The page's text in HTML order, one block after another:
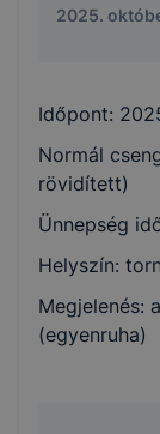
2025.
Időpont:
Normál
rövidített)
Ünnepség
Helyszín:
Megjelenés:
(egyenruha)